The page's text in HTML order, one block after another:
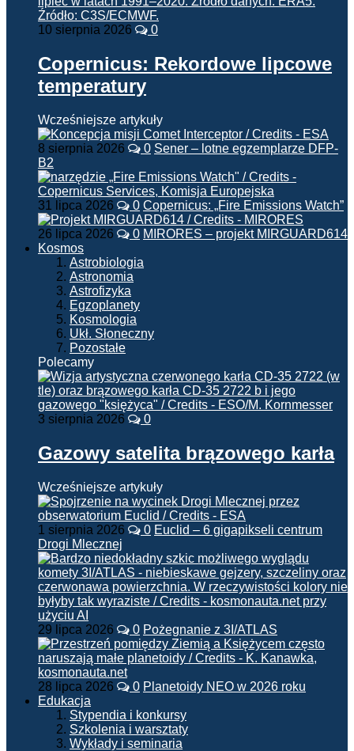
10 sierpnia 2026 0
Copernicus: Rekordowe lipcowe
temperatury
Wcześniejsze artykuły
8 sierpnia 2026 0 Sener – lotne egzemplarze DFP-
B2
31 lipca 2026 0 Copernicus: „Fire Emissions Watch”
26 lipca 2026 0 MIRORES – projekt MIRGUARD614
Kosmos
Astrobiologia
Astronomia
Astrofizyka
Egzoplanety
Kosmologia
Ukł. Słoneczny
Pozostałe
Polecamy
3 sierpnia 2026 0
Gazowy satelita brązowego karła
Wcześniejsze artykuły
1 sierpnia 2026 0 Euclid – 6 gigapikseli centrum
Drogi Mlecznej
29 lipca 2026 0 Pożegnanie z 3I/ATLAS
28 lipca 2026 0 Planetoidy NEO w 2026 roku
Edukacja
Stypendia i konkursy
Szkolenia i warsztaty
Wykłady i seminaria